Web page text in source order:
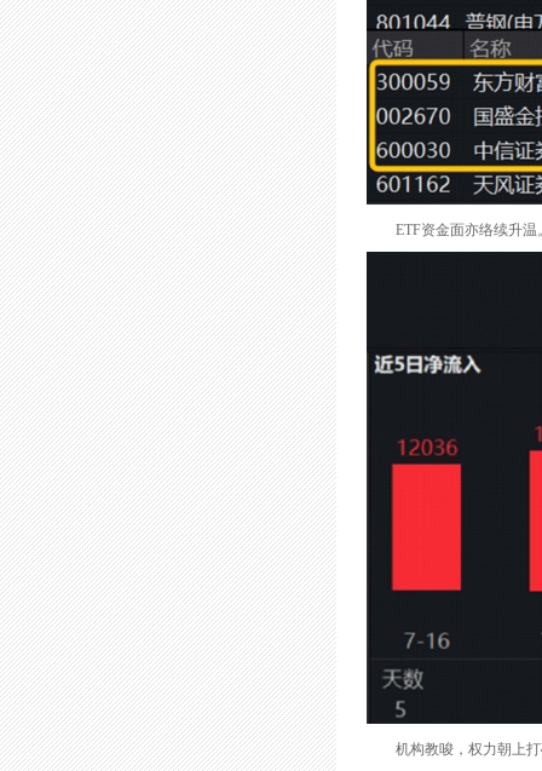
ETF资金面亦络续升温。
机构教唆，权力朝上打